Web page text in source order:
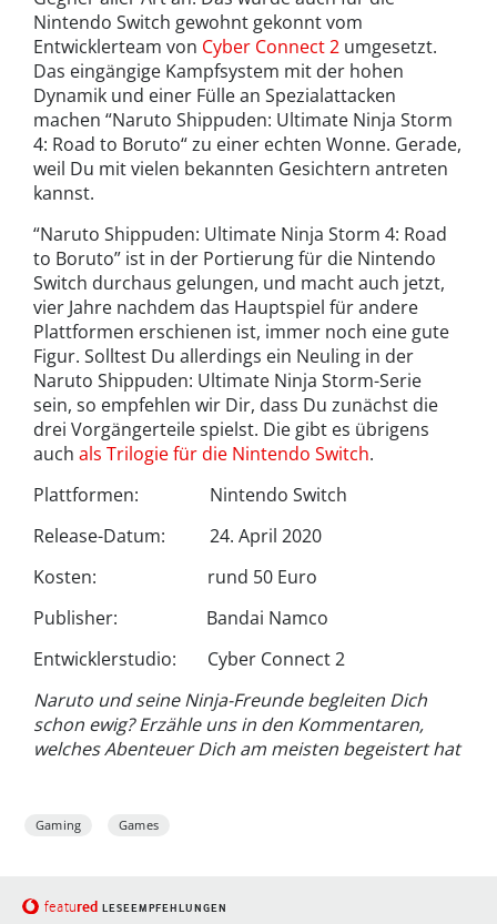
Nintendo Switch gewohnt gekonnt vom
Entwicklerteam von Cyber Connect 2 umgesetzt.
Das eingängige Kampfsystem mit der hohen
Dynamik und einer Fülle an Spezialattacken
machen “Naruto Shippuden: Ultimate Ninja Storm
4: Road to Boruto“ zu einer echten Wonne. Gerade,
weil Du mit vielen bekannten Gesichtern antreten
kannst.
“Naruto Shippuden: Ultimate Ninja Storm 4: Road
to Boruto” ist in der Portierung für die Nintendo
Switch durchaus gelungen, und macht auch jetzt,
vier Jahre nachdem das Hauptspiel für andere
Plattformen erschienen ist, immer noch eine gute
Figur. Solltest Du allerdings ein Neuling in der
Naruto Shippuden: Ultimate Ninja Storm-Serie
sein, so empfehlen wir Dir, dass Du zunächst die
drei Vorgängerteile spielst. Die gibt es übrigens
auch als Trilogie für die Nintendo Switch.
Plattformen: Nintendo Switch
Release-Datum: 24. April 2020
Kosten: rund 50 Euro
Publisher: Bandai Namco
Entwicklerstudio: Cyber Connect 2
Naruto und seine Ninja-Freunde begleiten Dich
schon ewig? Erzähle uns in den Kommentaren,
welches Abenteuer Dich am meisten begeistert hat
Gaming Games
featured LESEEMPFEHLUNGEN